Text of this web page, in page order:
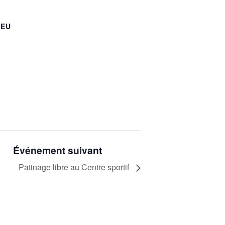
Événement suivant
Patinage libre au Centre sportif